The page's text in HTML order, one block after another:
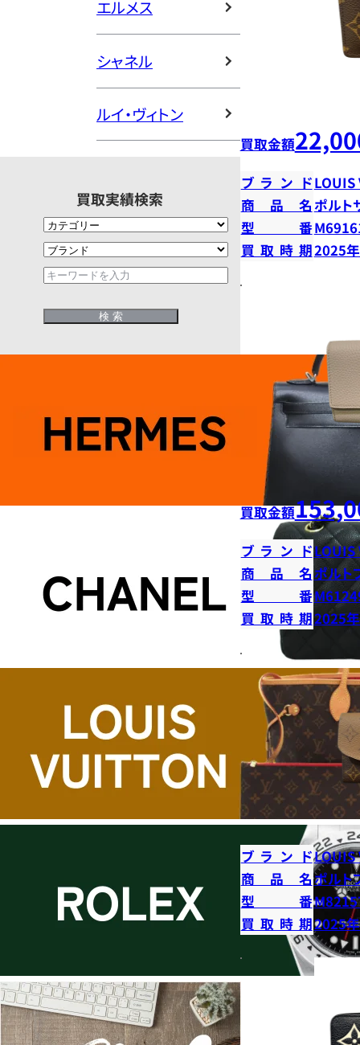
エルメス
シャネル
ルイ・ヴィトン
買取実績検索
買取金額
ブランドLOUIS
商品名ポルト
型番
買取時期2025
買取金額
ブランドLOUIS
商品名ポルト
型番
買取時期2025
ブランドLOUIS
商品名ポルト
型番
買取時期2025